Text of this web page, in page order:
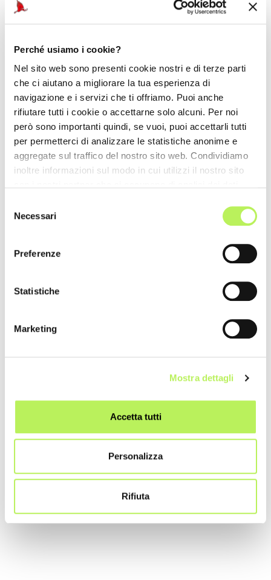
Perché usiamo i cookie?
Nel sito web sono presenti cookie nostri e di terze parti
che ci aiutano a migliorare la tua esperienza di
navigazione e i servizi che ti offriamo. Puoi anche
rifiutare tutti i cookie o accettarne solo alcuni. Per noi
però sono importanti quindi, se vuoi, puoi accettarli tutti
per permetterci di analizzare le statistiche anonime e
aggregate sul traffico del nostro sito web. Condividiamo
inoltre informazioni sul modo in cui utilizzi il nostro sito
combinarle con altre informazioni che hai fornito loro o
delNecessari
Preferenze
Statistiche
Marketing
Mostra dettagli
Accetta tutti
Personalizza
Rifiuta
Official Car